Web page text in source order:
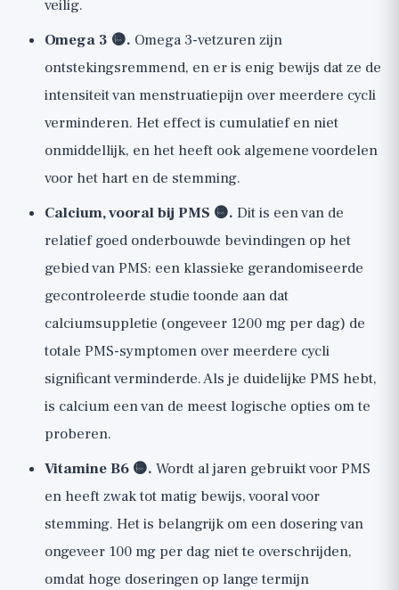
veilig.
Omega 3 🟡. Omega 3-vetzuren zijn
ontstekingsremmend, en er is enig bewijs dat ze de
intensiteit van menstruatiepijn over meerdere cycli
verminderen. Het effect is cumulatief en niet
onmiddellijk, en het heeft ook algemene voordelen
voor het hart en de stemming.
Calcium, vooral bij PMS 🟡. Dit is een van de
relatief goed onderbouwde bevindingen op het
gebied van PMS: een klassieke gerandomiseerde
gecontroleerde studie toonde aan dat
calciumsuppletie (ongeveer 1200 mg per dag) de
totale PMS-symptomen over meerdere cycli
significant verminderde. Als je duidelijke PMS hebt,
is calcium een van de meest logische opties om te
proberen.
Vitamine B6 🟡. Wordt al jaren gebruikt voor PMS
en heeft zwak tot matig bewijs, vooral voor
stemming. Het is belangrijk om een dosering van
ongeveer 100 mg per dag niet te overschrijden,
omdat hoge doseringen op lange termijn